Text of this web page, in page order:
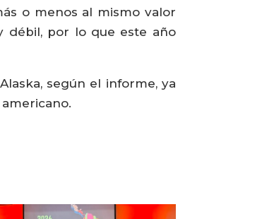
o menos al mismo valor
débil, por lo que este año
según el informe, ya